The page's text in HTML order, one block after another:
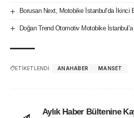
Borusan Next, Motobike İstanbul’da
Doğan Trend Otomotiv Motobike
ETİKETLENDİ: ANAHABER MANSET
Aylık Haber Bültenine